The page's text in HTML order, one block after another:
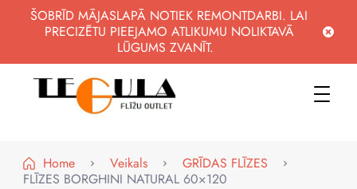
ŠOBRĪD MĀJASLAPĀ NOTIEK REMONTDARBI. LAI
PRECIZĒTU PIEEJAMO ATLIKUMU NOLIKTAVĀ
LŪGUMS ZVANĪT.
Home
Veikals
GRĪDAS FLĪZES
FLĪZES BORGHINI NATURAL 60×120